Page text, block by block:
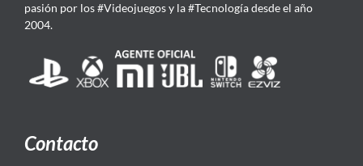
pasión por los #Videojuegos y la #Tecnología desde el año
2004.
Contacto